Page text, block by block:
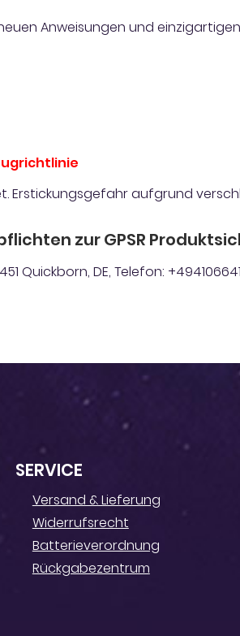
Anweisungen und
Erstickungsgefahr aufgrund
zur GPSR
Quickborn, DE, Telefon:
SERVICE
Versand & Lieferung
Widerrufsrecht
Batterieverordnung
Rückgabezentrum